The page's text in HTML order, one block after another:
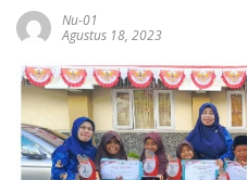
Nu-01
Agustus 18, 2023